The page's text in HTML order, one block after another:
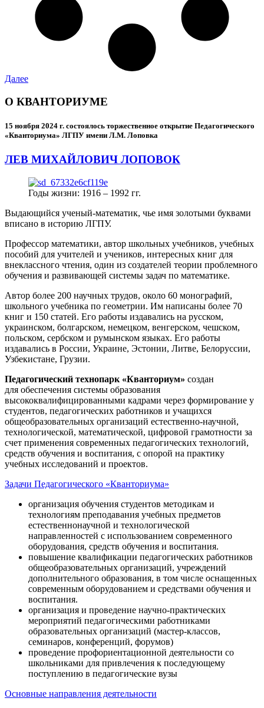
Далее
О КВАНТОРИУМЕ
15 ноября 2024 г. состоялось торжественное открытие Педагогического
«Кванториума» ЛГПУ имени Л.М. Лоповка
ЛЕВ МИХАЙЛОВИЧ ЛОПОВОК
Годы жизни: 1916 – 1992 гг.
Выдающийся ученый-математик, чье имя золотыми буквами
вписано в историю ЛГПУ.
Профессор математики, автор школьных учебников, учебных
пособий для учителей и учеников, интересных книг для
внеклассного чтения, один из создателей теории проблемного
обучения и развивающей системы задач по математике.
Автор более 200 научных трудов, около 60 монографий,
школьного учебника по геометрии. Им написаны более 70
книг и 150 статей. Его работы издавались на русском,
украинском, болгарском, немецком, венгерском, чешском,
польском, сербском и румынском языках. Его работы
издавались в России, Украине, Эстонии, Литве, Белоруссии,
Узбекистане, Грузии.
Педагогический технопарк «Кванториум» создан
для обеспечения системы образования
высококвалифицированными кадрами через формирование у
студентов, педагогических работников и учащихся
общеобразовательных организаций естественно-научной,
технологической, математической, цифровой грамотности за
счет применения современных педагогических технологий,
средств обучения и воспитания, с опорой на практику
учебных исследований и проектов.
Задачи Педагогического «Кванториума»
организация обучения студентов методикам и
технологиям преподавания учебных предметов
естественнонаучной и технологической
направленностей с использованием современного
оборудования, средств обучения и воспитания.
повышение квалификации педагогических работников
общеобразовательных организаций, учреждений
дополнительного образования, в том числе оснащенных
современным оборудованием и средствами обучения и
воспитания.
организация и проведение научно-практических
мероприятий педагогическими работниками
образовательных организаций (мастер-классов,
семинаров, конференций, форумов)
проведение профориентационной деятельности со
школьниками для привлечения к последующему
поступлению в педагогические вузы
Основные направления деятельности